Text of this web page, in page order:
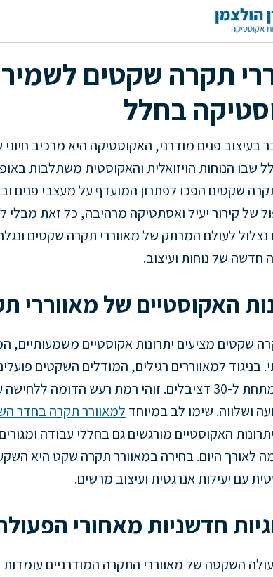
תקרה שקטים
בחלל
בעיצוב פנים מודרני, האקוסטיקה היא מרכיב
שבו הנוחות הויזואלית והאקוסטית משתלבות
שקטים הפכו לפתרון המועדף על מעצבי פנים
של קירור יעיל ואסתטיקה מרהיבה, כל זאת
נצלול לעולם המרתק של מאווררי תקרה שקטים
של נוחות ועיצוב.
האקוסטיים של מאווררי
שקטים מציעים יתרונות אקוסטיים משמעותיים,
בניגוד למאווררים רגילים, המודלים השקטים
לעתים אף מתחת ל-30 דציבלים. זוהי רמת רעש
ושלווה. שימו לב במיוחד למאוורר תקרה בחדר
האקוסטיים מורגשים גם בחללי עבודה
לאורך היום. בחירה במאוורר תקרה שקט היא
עם יעילות אנרגטית ועיצוב מרשים.
חדשניות מאחורי
השקטה של מאווררי התקרה המודרניים עומדות